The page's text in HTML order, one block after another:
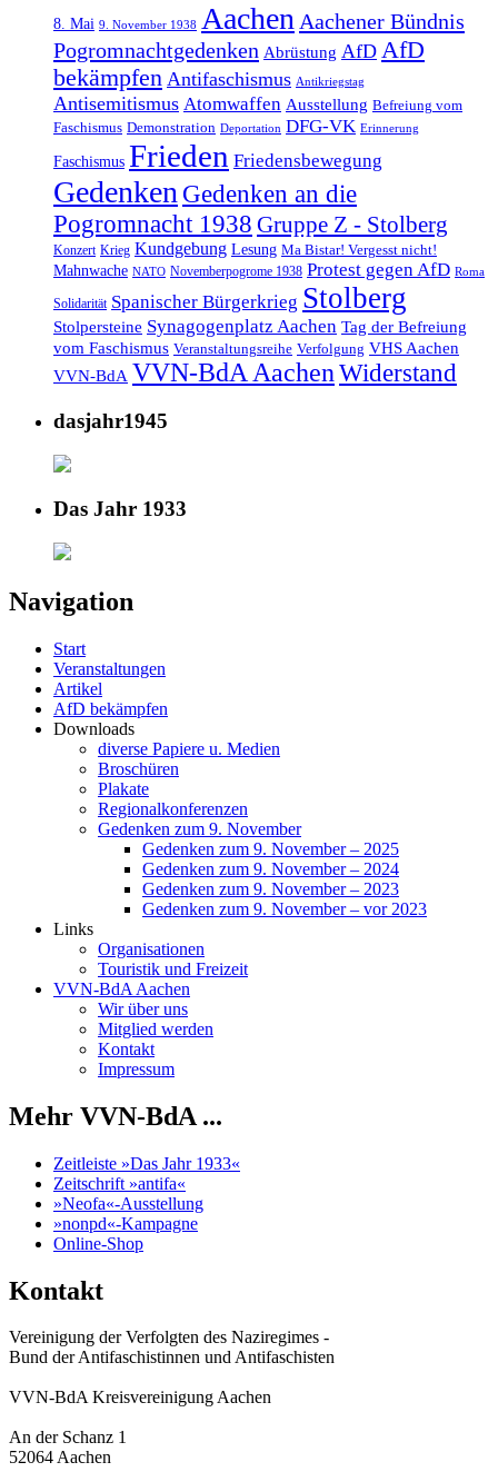
8. Mai 9. November 1938 Aachen Aachener Bündnis
Pogromnachtgedenken Abrüstung AfD AfD
bekämpfen Antifaschismus Antikriegstag
Antisemitismus Atomwaffen Ausstellung Befreiung vom
Faschismus Demonstration Deportation DFG-VK Erinnerung
Faschismus Frieden Friedensbewegung
Gedenken Gedenken an die
Pogromnacht 1938 Gruppe Z - Stolberg
Konzert Krieg Kundgebung Lesung Ma Bistar! Vergesst nicht!
Mahnwache NATO Novemberpogrome 1938 Protest gegen AfD Roma
Solidarität Spanischer Bürgerkrieg Stolberg
Stolpersteine Synagogenplatz Aachen Tag der Befreiung
vom Faschismus Veranstaltungsreihe Verfolgung VHS Aachen
VVN-BdA VVN-BdA AachenWiderstand
dasjahr1945
Das Jahr 1933
Navigation
Start
Veranstaltungen
Artikel
AfD bekämpfen
Downloads
diverse Papiere u. Medien
Broschüren
Plakate
Regionalkonferenzen
Gedenken zum 9. November
Gedenken zum 9. November – 2025
Gedenken zum 9. November – 2024
Gedenken zum 9. November – 2023
Gedenken zum 9. November – vor 2023
Links
Organisationen
Touristik und Freizeit
VVN-BdA Aachen
Wir über uns
Mitglied werden
Kontakt
Impressum
Mehr VVN-BdA ...
Zeitleiste »Das Jahr 1933«
Zeitschrift »antifa«
»Neofa«-Ausstellung
»nonpd«-Kampagne
Online-Shop
Kontakt
Vereinigung der Verfolgten des Naziregimes -
Bund der Antifaschistinnen und Antifaschisten
VVN-BdA Kreisvereinigung Aachen
An der Schanz 1
52064 Aachen